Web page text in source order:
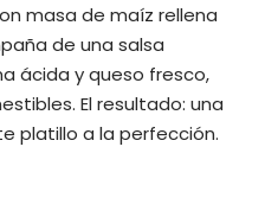
masa de maíz rellena
de una salsa
ácida y queso fresco,
El resultado: una
platillo a la perfección.